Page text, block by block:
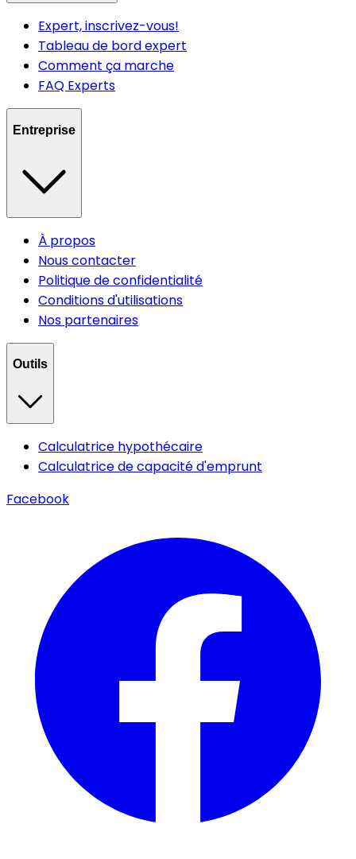
Expert, inscrivez-vous!
Tableau de bord expert
Comment ça marche
FAQ Experts
Entreprise
À propos
Nous contacter
Politique de confidentialité
Conditions d'utilisations
Nos partenaires
Outils
Calculatrice hypothécaire
Calculatrice de capacité d'emprunt
Facebook